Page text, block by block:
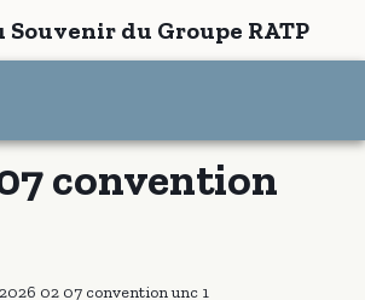
Souvenir du Groupe RATP
convention